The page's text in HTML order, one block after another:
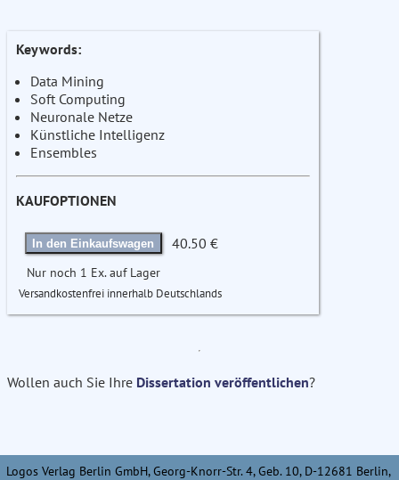
Keywords:
Data Mining
Soft Computing
Neuronale Netze
Künstliche Intelligenz
Ensembles
KAUFOPTIONEN
In den Einkaufswagen 40.50 €
Nur noch 1 Ex. auf Lager
Versandkostenfrei innerhalb Deutschlands
Wollen auch Sie Ihre Dissertation veröffentlichen?
Logos Verlag Berlin GmbH, Georg-Knorr-Str. 4, Geb. 10, D-12681 Berlin,